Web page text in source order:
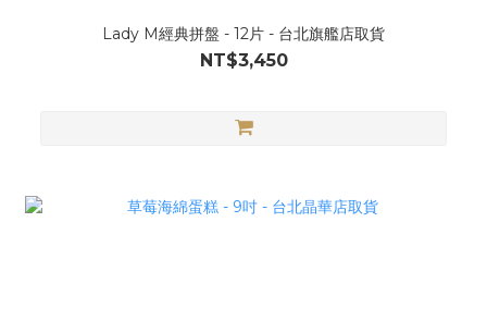
Lady M經典拼盤 - 12片 - 台北旗艦店取貨
NT$3,450